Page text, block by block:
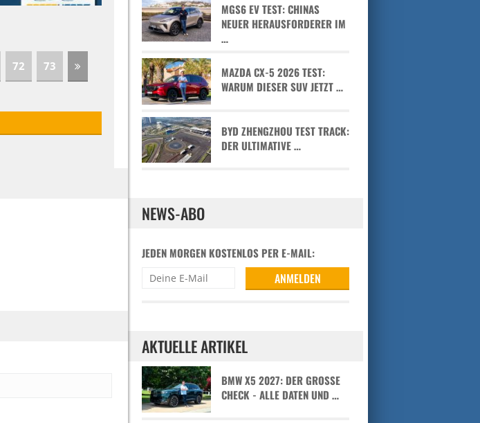
72 73
MGS6 EV TEST: CHINAS
NEUER HERAUSFORDERER IM
…
MAZDA CX-5 2026 TEST:
WARUM DIESER SUV JETZT …
BYD ZHENGZHOU TEST TRACK:
DER ULTIMATIVE …
NEWS-ABO
JEDEN MORGEN KOSTENLOS PER E-MAIL:
AKTUELLE ARTIKEL
BMW X5 2027: DER GROSSE C
HECK - ALLE DATEN UND …